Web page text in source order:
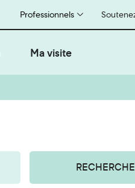
Professionnels
Ma visite